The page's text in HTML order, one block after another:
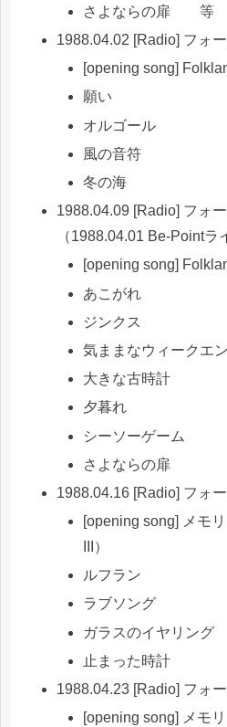
さよならの扉 等
1988.04.02 [Radio] フォ
[opening song]
願い
オルゴール
風の音符
冬の海
1988.04.09 [Radio] フォ
（1988.04.01 Be-Pointラ
[opening song]
あこがれ
ジンクス
気ままなウィークエ
大きな古時計
夕暮れ
シーソーゲーム
さよならの扉
1988.04.16 [Radio] フォ
[opening song] メモ
III）
ルフラン
ラブソング
ガラスのイヤリング
止まった時計
1988.04.23 [Radio] フォ
[opening song] メモ